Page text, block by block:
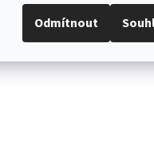
Odmítnout